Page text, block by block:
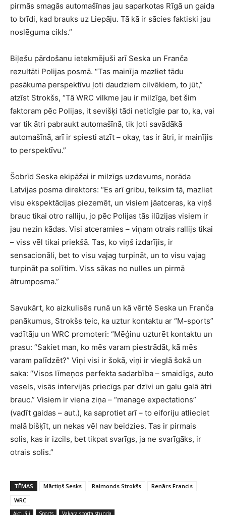
pirmās smagās automašīnas jau saparkotas Rīgā un gaida
to brīdi, kad brauks uz Liepāju. Tā kā ir sācies faktiski jau
noslēguma cikls.”
Biļešu pārdošanu ietekmējuši arī Seska un Franča
rezultāti Polijas posmā. “Tas mainīja mazliet tādu
pasākuma perspektīvu ļoti daudziem cilvēkiem, to jūt,”
atzīst Strokšs, “Tā WRC vilkme jau ir milzīga, bet šim
faktoram pēc Polijas, it sevišķi tādi neticīgie par to, ka, vai
var tik ātri pabraukt automašīnā, tik ļoti savādākā
automašīnā, arī ir spiesti atzīt – okay, tas ir ātri, ir mainījis
to perspektīvu.”
Šobrīd Seska ekipāžai ir milzīgs uzdevums, norāda
Latvijas posma direktors: “Es arī gribu, teiksim tā, mazliet
visu ekspektācijas piezemēt, un visiem jāatceras, ka viņš
brauc tikai otro ralliju, jo pēc Polijas tās ilūzijas visiem ir
jau nezin kādas. Visi atceramies – viņam otrais rallijs tikai
– viss vēl tikai priekšā. Tas, ko viņš izdarījis, ir
sensacionāli, bet to visu vajag turpināt, un to visu vajag
turpināt pa solītim. Viss sākas no nulles un pirmā
ātrumposma.”
Savukārt, ko aizkulisēs runā un kā vērtē Seska un Franča
panākumus, Strokšs teic, ka uztur kontaktu ar “M-sports”
vadītāju un WRC promoteri: “Mēģinu uzturēt kontaktu un
prasu: “Sakiet man, ko mēs varam piestrādāt, kā mēs
varam palīdzēt?” Viņi visi ir šokā, viņi ir vieglā šokā un
saka: “Visos līmeņos perfekta sadarbība – smaidīgs, auto
vesels, visās intervijās priecīgs par dzīvi un galu galā ātri
brauc.” Visiem ir viena ziņa – “manage expectations”
(vadīt gaidas – aut.), ka saprotiet arī – to eiforiju atlieciet
malā bišķīt, un nekas vēl nav beidzies. Tas ir pirmais
solis, kas ir izcils, bet tikpat svarīgs, ja ne svarīgāks, ir
otrais solis.”
TĒMAS Mārtiņš Sesks Raimonds Strokšs
Renārs Francis
WRC
Aktuāli Sports Vakara sporta stunda